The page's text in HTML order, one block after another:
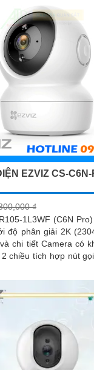
EZVIZ CS-
₫
1L3WF (C6N
độ phân giải 2K
chi tiết Camera có
chiều tích hợp nút gọi
nghệ phát hiện
cho không gian của
Dây CS-C6N-R105-